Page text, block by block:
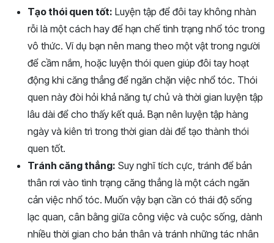
Tạo thói quen tốt: Luyện tập để đôi tay không nhàn
rỗi là một cách hay để hạn chế tình trạng nhổ tóc trong
vô thức. Ví dụ bạn nên mang theo một vật trong người
để cầm nắm, hoặc luyện thói quen giúp đôi tay hoạt
động khi căng thẳng để ngăn chặn việc nhổ tóc. Thói
quen này đòi hỏi khả năng tự chủ và thời gian luyện tập
lâu dài để cho thấy kết quả. Bạn nên luyện tập hàng
ngày và kiên trì trong thời gian dài để tạo thành thói
quen tốt.
Tránh căng thẳng: Suy nghĩ tích cực, tránh để bản
thân rơi vào tình trạng căng thẳng là một cách ngăn
cản việc nhổ tóc. Muốn vậy bạn cần có thái độ sống
lạc quan, cân bằng giữa công việc và cuộc sống, dành
nhiều thời gian cho bản thân và tránh những tác nhân